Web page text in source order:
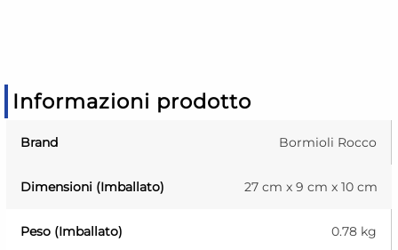
Informazioni prodotto
Brand Bormioli Rocco
Dimensioni (Imballato) 27 cm x 9 cm x 10 cm
Peso (Imballato) 0.78 kg